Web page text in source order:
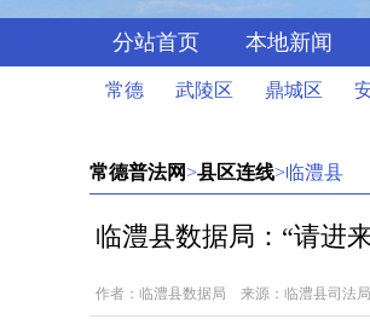
分站首页 本地新闻
常德 武陵区 鼎城区
常德普法网>县区连线>临澧县
临澧县数据局：“请进
作者：临澧县数据局 来源：临澧县司法